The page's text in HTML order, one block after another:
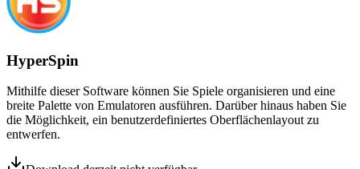
HyperSpin
Mithilfe dieser Software können Sie Spiele organisieren und eine
breite Palette von Emulatoren ausführen. Darüber hinaus haben Sie
die Möglichkeit, ein benutzerdefiniertes Oberflächenlayout zu
entwerfen.